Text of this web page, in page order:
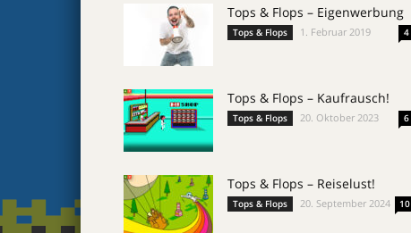
Tops & Flops – Eigenwerbung
Tops & Flops 1. Februar 2019 4
Tops & Flops – Kaufrausch!
Tops & Flops 20. Oktober 2023 6
Tops & Flops – Reiselust!
Tops & Flops 20. September 2024 10